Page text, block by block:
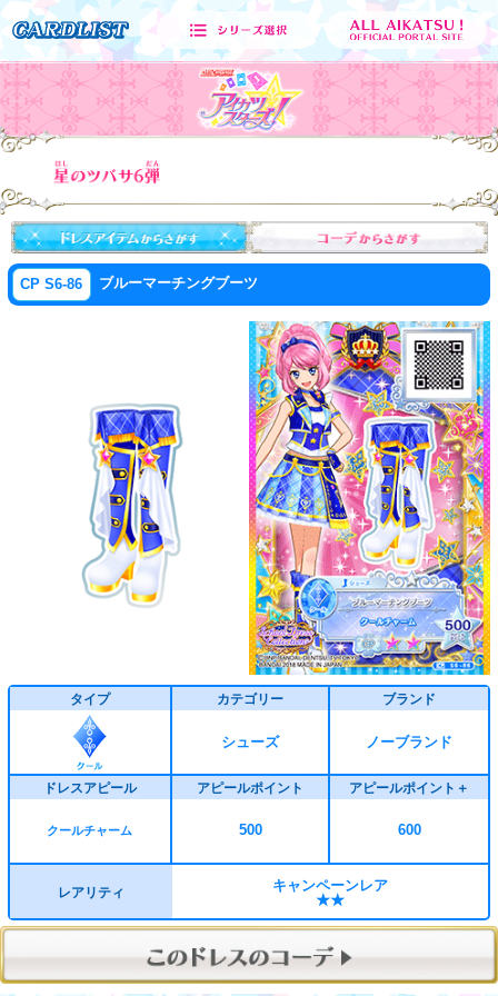
CP S6-86 ブルーマーチングブーツ
タイプ カテゴリー
シューズ
ブランド
ノーブランド
ドレスアピール
クールチャーム
アピールポイント
500
アピールポイント＋
600
レアリティ
キャンペーンレア
★★